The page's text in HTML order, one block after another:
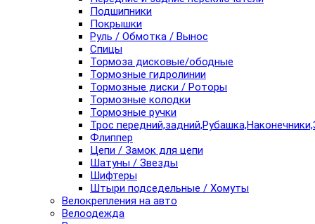
Подшипники
Покрышки
Руль / Обмотка / Вынос
Спицы
Тормоза дисковые/ободные
Тормозные гидролинии
Тормозные диски / Роторы
Тормозные колодки
Тормозные ручки
Трос
Флиппер
Цепи / Замок для цепи
Шатуны / Звезды
Шифтеры
Штыри подседельные / Хомуты
Велокрепления на авто
Велоодежда